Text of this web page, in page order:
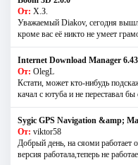
От: Х.З.
Уважаемый Diakov, сегодня
кроме вас её никто не умеет
Internet Download Manager
От: OlegL
Кстати, может кто-нибудь
качал с ютуба и не переставал
Sygic GPS Navigation &amp;
От: viktor58
Добрый день, на сяоми работает
версия работала,теперь не